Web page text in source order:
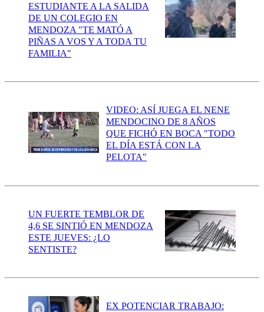
ESTUDIANTE A LA SALIDA
DE UN COLEGIO EN
MENDOZA "TE MATÓ A
PIÑAS A VOS Y A TODA TU
FAMILIA"
VIDEO: ASÍ JUEGA EL NENE
MENDOCINO DE 8 AÑOS
QUE FICHÓ EN BOCA "TODO
EL DÍA ESTÁ CON LA
PELOTA"
UN FUERTE TEMBLOR DE
4,6 SE SINTIÓ EN MENDOZA
ESTE JUEVES: ¿LO
SENTISTE?
EX POTENCIAR TRABAJO: